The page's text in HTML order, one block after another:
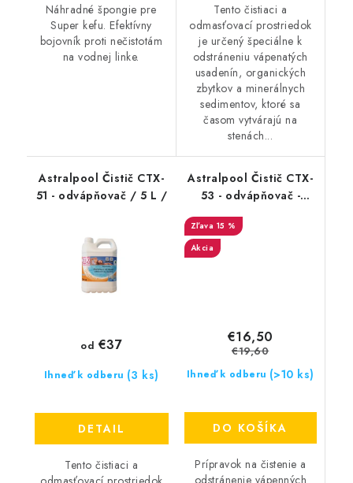
Náhradné špongie pre
Super kefu. Efektívny
bojovník proti nečistotám
na vodnej linke.
Tento čistiaci a
odmasťovací prostriedok
je určený špeciálne k
odstráneniu vápenatých
usadenín, organických
zbytkov a minerálnych
sedimentov, ktoré sa
časom vytvárajú na
stenách...
Astralpool Čistič CTX-
51 - odvápňovač / 5 L /
Ihneď k odberu (3 ks)
od €37
DETAIL
Tento čistiaci a
Astralpool Čistič CTX-
53 - odvápňovač -
15 %
Akcia
Ihneď k odberu (>10 ks)
€16,50
€19,60
DO KOŠÍKA
Prípravok na čistenie a